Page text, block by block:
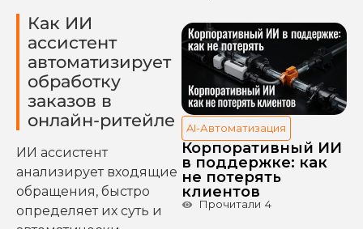
Как ИИ
ассистент
автоматизирует
обработку
заказов в
онлайн-ритейле
ИИ ассистент
анализирует входящие
обращения, быстро
определяет их суть и
AI-Автоматизация
Корпоративный ИИ
в поддержке: как
не потерять
клиентов
Прочитали 4